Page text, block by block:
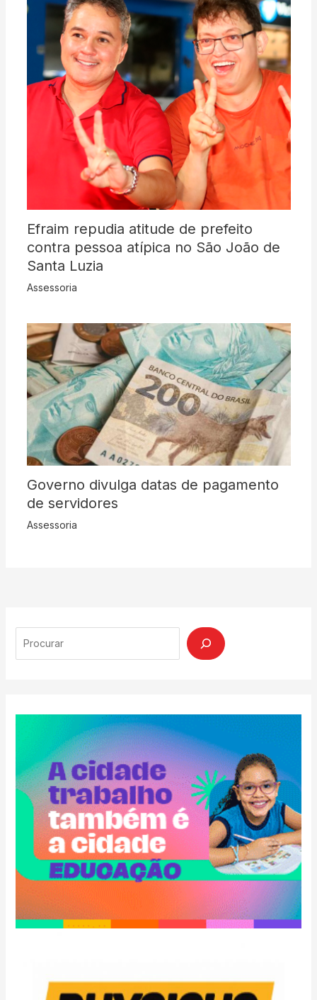
Efraim repudia atitude de prefeito
contra pessoa atípica no São João de
Santa Luzia
Assessoria
Governo divulga datas de pagamento
de servidores
Assessoria